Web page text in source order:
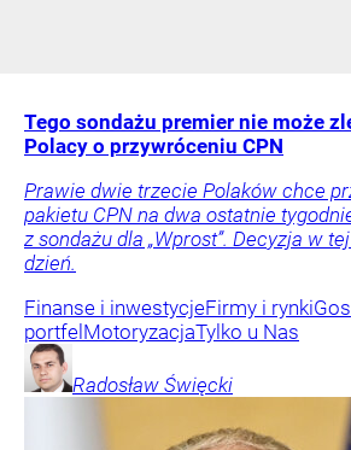
Tego sondażu premier nie może
Polacy o przywróceniu CPN
Prawie dwie trzecie Polaków chce
pakietu CPN na dwa ostatnie
z sondażu dla „Wprost”. Decyzja w
dzień.
Finanse i inwestycjeFirmy i rynki
portfelMotoryzacjaTylko u Nas
Radosław Święcki